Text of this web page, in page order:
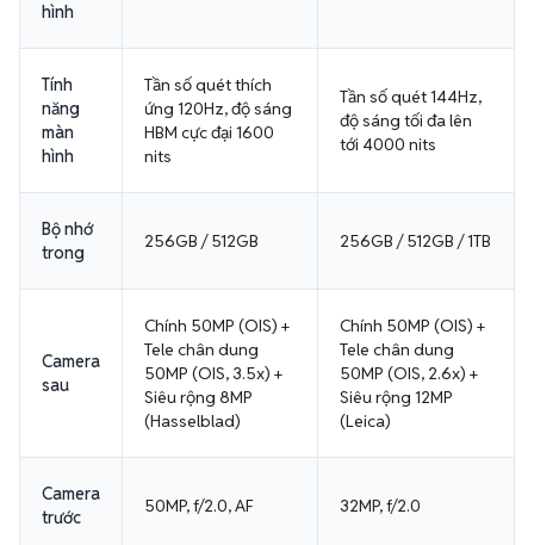
hình
Tính
năng
màn
hình
Tần số quét thích
ứng 120Hz, độ sáng
HBM cực đại 1600
nits
Tần số quét 144Hz,
độ sáng tối đa lên
tới 4000 nits
Bộ nhớ
trong
256GB / 512GB 256GB / 512GB / 1TB
Camera
sau
Chính 50MP (OIS) +
Tele chân dung
50MP (OIS, 3.5x) +
Siêu rộng 8MP
(Hasselblad)
Chính 50MP (OIS) +
Tele chân dung
50MP (OIS, 2.6x) +
Siêu rộng 12MP
(Leica)
Camera
trước
50MP, f/2.0, AF 32MP, f/2.0